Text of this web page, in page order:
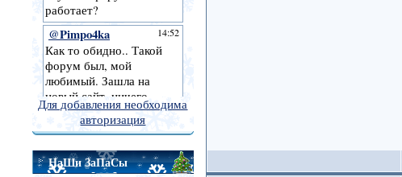
Для добавления необходима
авторизация
НаШи ЗаПаСы